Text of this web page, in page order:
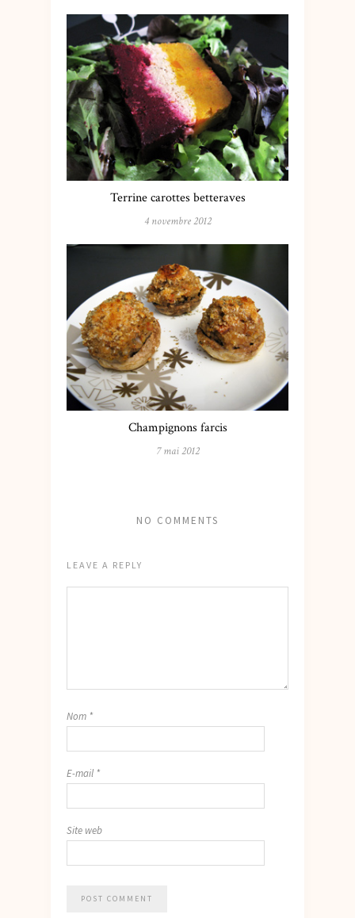
Terrine carottes betteraves
4 novembre 2012
Champignons farcis
7 mai 2012
NO COMMENTS
LEAVE A REPLY
Nom *
E-mail *
Site web